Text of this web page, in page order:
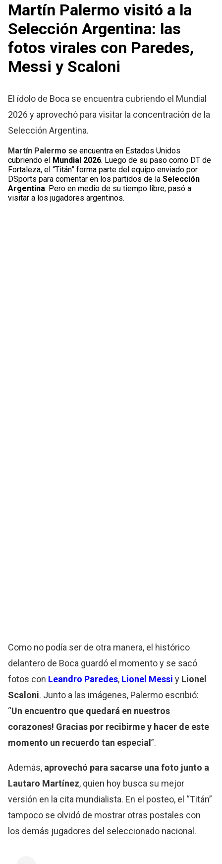
Martín Palermo visitó a la
Selección Argentina: las
fotos virales con Paredes,
Messi y Scaloni
El ídolo de Boca se encuentra cubriendo el Mundial
2026 y aprovechó para visitar la concentración de la
Selección Argentina.
Martín Palermo se encuentra en Estados Unidos
cubriendo el Mundial 2026. Luego de su paso como DT de
Fortaleza, el “Titán” forma parte del equipo enviado por
DSports para comentar en los partidos de laSelección
Argentina. Pero en medio de su tiempo libre, pasó a
visitar a los jugadores argentinos.
Como no podía ser de otra manera, el histórico
delantero de Boca guardó el momento y se sacó
fotos con Leandro Paredes, Lionel Messi y Lionel
Scaloni. Junto a las imágenes, Palermo escribió:
“Un encuentro que quedará en nuestros
corazones! Gracias por recibirme y hacer de este
momento un recuerdo tan especial”.
Además, aprovechó para sacarse una foto junto a
Lautaro Martínez, quien hoy busca su mejor
versión en la cita mundialista. En el posteo, el “Titán”
tampoco se olvidó de mostrar otras postales con
los demás jugadores del seleccionado nacional.